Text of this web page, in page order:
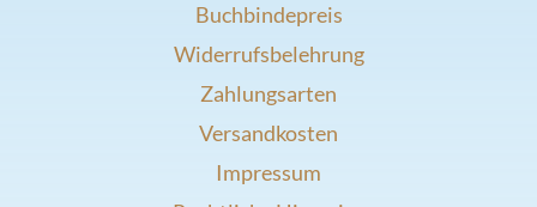
Buchbindepreis
Widerrufsbelehrung
Zahlungsarten
Versandkosten
Impressum